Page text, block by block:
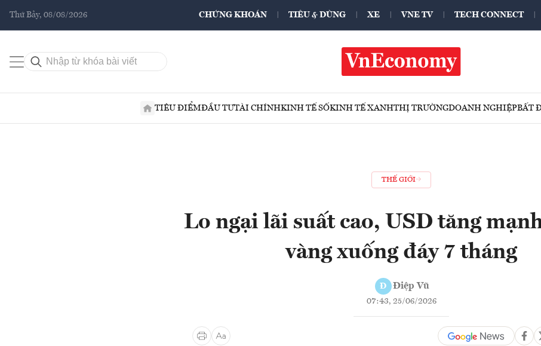
Thứ Bảy, 08/08/2026 CHỨNG KHOÁN TIÊU & DÙNG XE VNE TV TECH CONNECT
TIÊU ĐIỂMĐẦU TƯTÀI CHÍNHKINH TẾ SỐKINH TẾ XANHTHỊ TRƯỜNGDOANH NGHIỆPBẤT
THẾ GIỚI
Lo ngại lãi suất cao, USD tăng
vàng xuống đáy 7 tháng
Đ Điệp Vũ
07:43, 25/06/2026